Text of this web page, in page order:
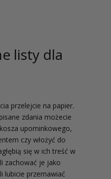
listy dla
przelejcie na papier.
zdania możecie
upominkowego,
czy włożyć do
się w ich treść w
zachować je jako
lubicie przemawiać